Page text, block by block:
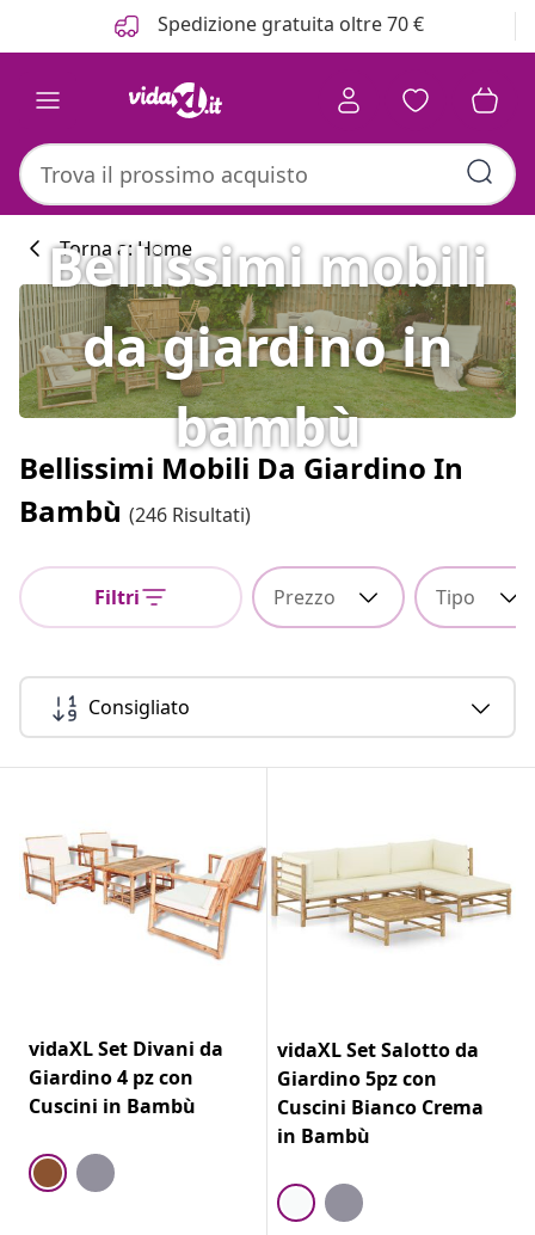
Spedizione gratuita oltre 70 €
Torna a: Home
Bellissimi mobili
da giardino in
bambù
Bellissimi Mobili Da Giardino In
Bambù (246 Risultati)
Filtri Prezzo Tipo
Consigliato
vidaXL Set Divani da
Giardino 4 pz con
Cuscini in Bambù
vidaXL Set Salotto da
Giardino 5pz con
Cuscini Bianco Crema
in Bambù